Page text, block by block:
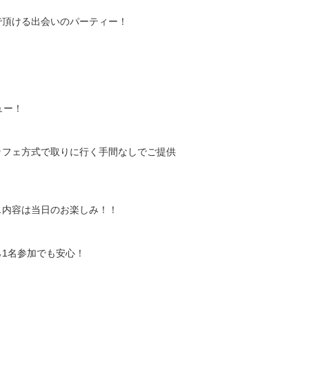
ける出会いのパーティー！
！
ェ方式で取りに行く手間なしでご提供
容は当日のお楽しみ！！
名参加でも安心！